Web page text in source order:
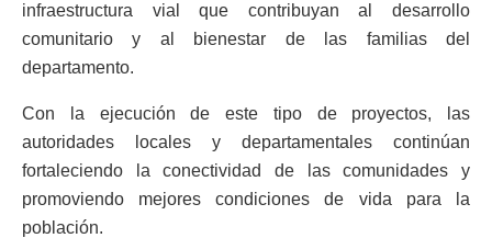
infraestructura vial que contribuyan al desarrollo
comunitario y al bienestar de las familias del
departamento.
Con la ejecución de este tipo de proyectos, las
autoridades locales y departamentales continúan
fortaleciendo la conectividad de las comunidades y
promoviendo mejores condiciones de vida para la
población.